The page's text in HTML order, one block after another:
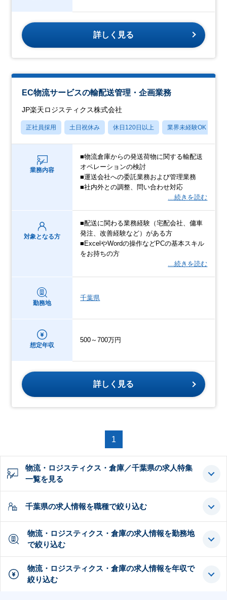
詳しく見る
EC物流サービスの輸配送管理・企画業務
JP楽天ロジスティクス株式会社
正社員採用 土日祝休み 休日120日以上 業界未経験OK
業務内容
■物流倉庫からの発送荷物に関する輸配送
オペレーションの検討
■運送会社への委託業務および管理業務
■社内外との調整、問い合わせ対応
…続きを読む
対象となる方
■配送に関わる業務経験（宅配会社、傭車
発注、改善経験など）がある方
■ExcelやWordの操作などPCの基本スキル
をお持ちの方
…続きを読む
勤務地
千葉県
想定年収
500～700万円
詳しく見る
1
物流・ロジスティクス・倉庫／千葉県の求人特集
一覧を見る
千葉県の求人情報を職種で絞り込む
物流・ロジスティクス・倉庫の求人情報を勤務地
で絞り込む
物流・ロジスティクス・倉庫の求人情報を年収で
絞り込む